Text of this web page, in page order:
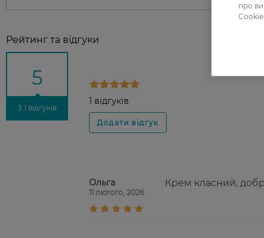
Рейтинг та відгуки
5
З 1 відгуків
1 відгуків
Ольга
11 лютого, 2026
Крем класний,
про